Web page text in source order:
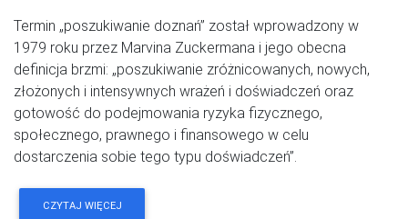
Termin „poszukiwanie doznań” został wprowadzony w
1979 roku przez Marvina Zuckermana i jego obecna
definicja brzmi: „poszukiwanie zróżnicowanych, nowych,
złożonych i intensywnych wrażeń i doświadczeń oraz
gotowość do podejmowania ryzyka fizycznego,
społecznego, prawnego i finansowego w celu
dostarczenia sobie tego typu doświadczeń”.
CZYTAJ WIĘCEJ